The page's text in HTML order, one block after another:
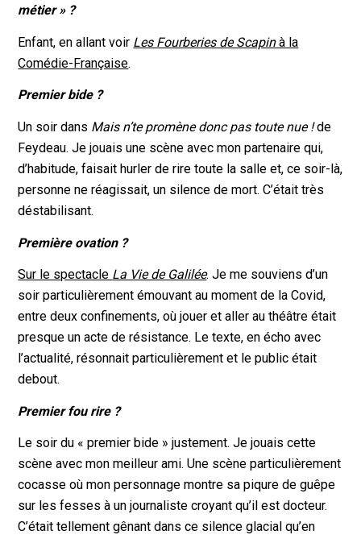
métier » ?
Enfant, en allant voir Les Fourberies de Scapinà la
Comédie-Française.
Premier bide ?
Un soir dans Mais n’te promène donc pas toute nue !de
Feydeau. Je jouais une scène avec mon partenaire qui,
d’habitude, faisait hurler de rire toute la salle et, ce soir-là,
personne ne réagissait, un silence de mort. C’était très
déstabilisant.
Première ovation ?
Sur le spectacle La Vie de Galilée. Je me souviens d’un
soir particulièrement émouvant au moment de la Covid,
entre deux confinements, où jouer et aller au théâtre était
presque un acte de résistance. Le texte, en écho avec
l’actualité, résonnait particulièrement et le public était
debout.
Premier fou rire ?
Le soir du « premier bide » justement. Je jouais cette
scène avec mon meilleur ami. Une scène particulièrement
cocasse où mon personnage montre sa piqure de guêpe
sur les fesses à un journaliste croyant qu’il est docteur.
C’était tellement gênant dans ce silence glacial qu’en